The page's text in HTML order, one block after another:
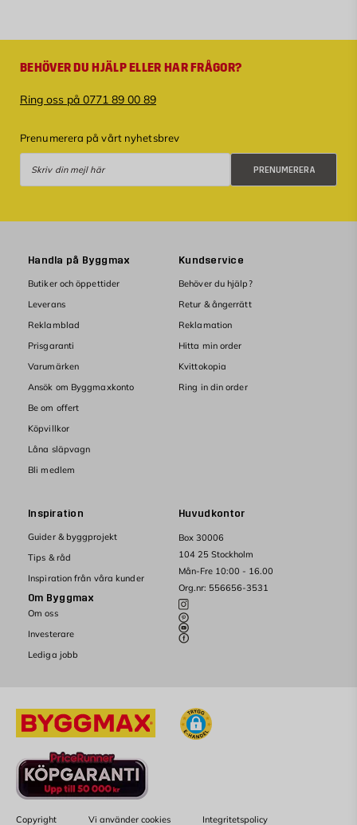
BEHÖVER DU HJÄLP ELLER HAR FRÅGOR?
Ring oss på 0771 89 00 89
Prenumerera på vårt nyhetsbrev
PRENUMERERA
Huvudkontor
Box 30006
104 25 Stockholm
Mån-Fre 10:00 - 16.00
Org.nr: 556656-3531
Handla på Byggmax
Butiker och öppettider
Leverans
Reklamblad
Prisgaranti
Varumärken
Ansök om Byggmaxkonto
Be om offert
Köpvillkor
Låna släpvagn
Bli medlem
Kundservice
Behöver du hjälp?
Retur & ångerrätt
Reklamation
Hitta min order
Kvittokopia
Ring in din order
Inspiration
Guider & byggprojekt
Tips & råd
Inspiration från våra kunder
Om Byggmax
Om oss
Investerare
Lediga jobb
Copyright Vi använder cookies Integritetspolicy